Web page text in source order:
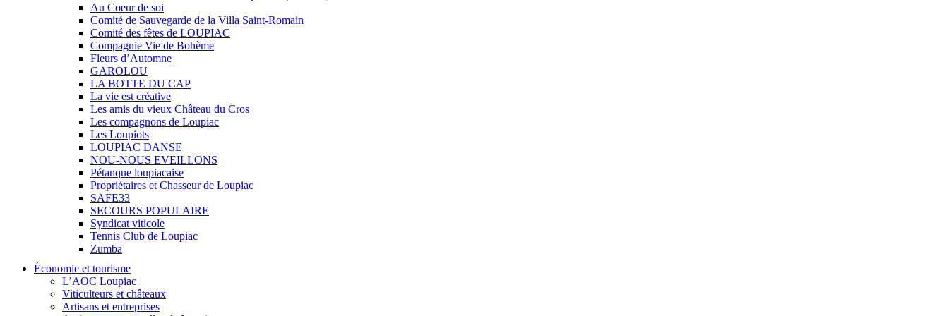
Au Coeur de soi
Comité de Sauvegarde de la Villa Saint-Romain
Comité des fêtes de LOUPIAC
Compagnie Vie de Bohème
Fleurs d’Automne
GAROLOU
LA BOTTE DU CAP
La vie est créative
Les amis du vieux Château du Cros
Les compagnons de Loupiac
Les Loupiots
LOUPIAC DANSE
NOU-NOUS EVEILLONS
Pétanque loupiacaise
Propriétaires et Chasseur de Loupiac
SAFE33
SECOURS POPULAIRE
Syndicat viticole
Tennis Club de Loupiac
Zumba
Économie et tourisme
L’AOC Loupiac
Viticulteurs et châteaux
Artisans et entreprises